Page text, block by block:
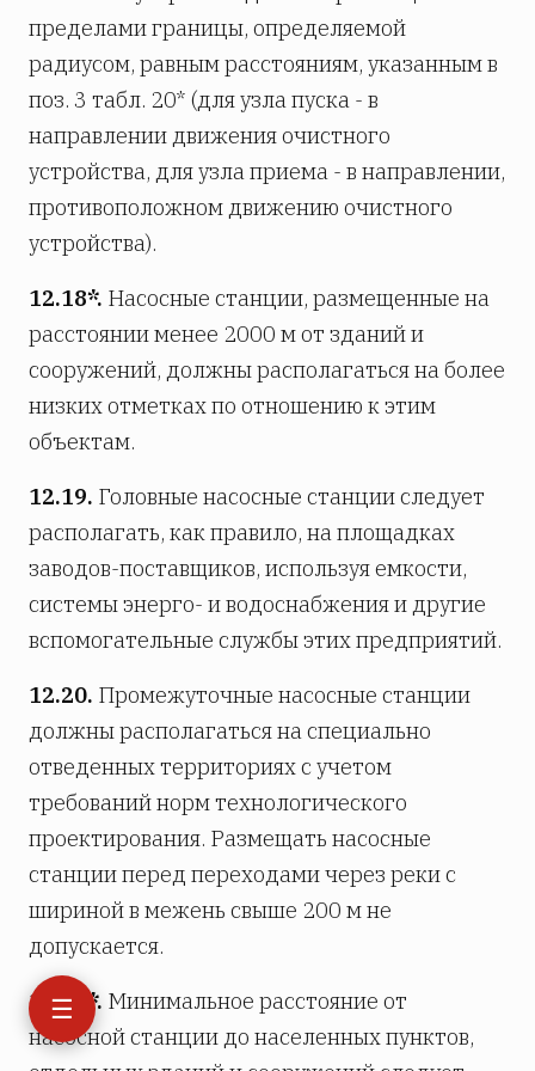
☰
пределами границы, определяемой
радиусом, равным расстояниям, указанным в
поз. 3 табл. 20* (для узла пуска - в
направлении движения очистного
устройства, для узла приема - в направлении,
противоположном движению очистного
устройства).
12.18*. Насосные станции, размещенные на
расстоянии менее 2000 м от зданий и
сооружений, должны располагаться на более
низких отметках по отношению к этим
объектам.
12.19. Головные насосные станции следует
располагать, как правило, на площадках
заводов-поставщиков, используя емкости,
системы энерго- и водоснабжения и другие
вспомогательные службы этих предприятий.
12.20. Промежуточные насосные станции
должны располагаться на специально
отведенных территориях с учетом
требований норм технологического
проектирования. Размещать насосные
станции перед переходами через реки с
шириной в межень свыше 200 м не
допускается.
12.21*. Минимальное расстояние от
насосной станции до населенных пунктов,